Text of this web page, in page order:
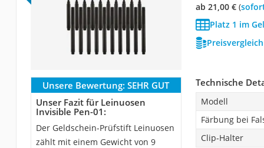
ab 21,00 €(
Platz 1 im
Unsere Bewertung: SEHR GUT
Unser Fazit für Leinuosen
Invisible Pen-01:
Der Geldschein-Prüfstift Leinuosen
zählt mit einem Gewicht von 9
Technische
Modell
Färbung bei
Clip-Halter